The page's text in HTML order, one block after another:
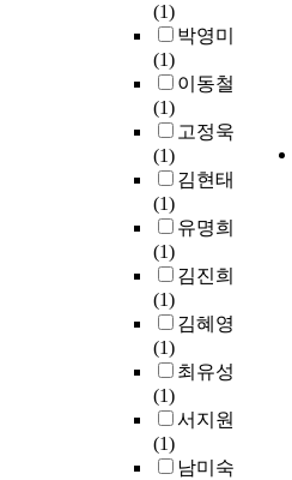
(1)
박영미
(1)
이동철
(1)
고정욱
(1)
김현태
(1)
유명희
(1)
김진희
(1)
김혜영
(1)
최유성
(1)
서지원
(1)
남미숙